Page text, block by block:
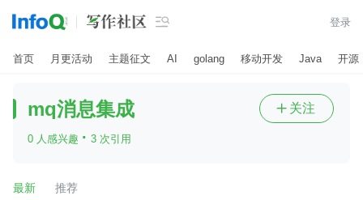
 登录
首页 月更活动 主题征文 AI golang 移动开发 Java 开源
mq消息集成
0 人感兴趣 · 3 次引用
 关注
最新 推荐